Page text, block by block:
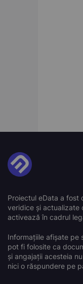
Proiectul eData a
veridice și actualizate
activează în cadrul
Informațiile afișate pe
pot fi folosite ca
și angajații acesteia
nici o răspundere pe